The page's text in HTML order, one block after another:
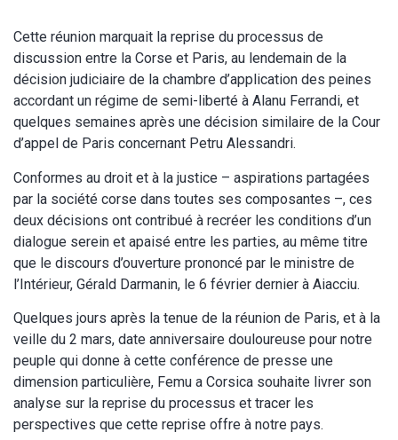
Cette réunion marquait la reprise du processus de
discussion entre la Corse et Paris, au lendemain de la
décision judiciaire de la chambre d’application des peines
accordant un régime de semi-liberté à Alanu Ferrandi, et
quelques semaines après une décision similaire de la Cour
d’appel de Paris concernant Petru Alessandri.
Conformes au droit et à la justice – aspirations partagées
par la société corse dans toutes ses composantes –, ces
deux décisions ont contribué à recréer les conditions d’un
dialogue serein et apaisé entre les parties, au même titre
que le discours d’ouverture prononcé par le ministre de
l’Intérieur, Gérald Darmanin, le 6 février dernier à Aiacciu.
Quelques jours après la tenue de la réunion de Paris, et à la
veille du 2 mars, date anniversaire douloureuse pour notre
peuple qui donne à cette conférence de presse une
dimension particulière, Femu a Corsica souhaite livrer son
analyse sur la reprise du processus et tracer les
perspectives que cette reprise offre à notre pays.